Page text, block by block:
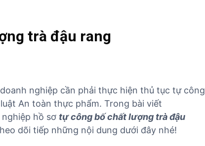
r
T
ủ
t
trà đậu rang
nghiệp cần phải thực hiện thủ tục tự công
An toàn thực phẩm. Trong bài viết
hồ sơ tự công bố chất lượng trà đậu
dõi tiếp những nội dung dưới đây nhé!